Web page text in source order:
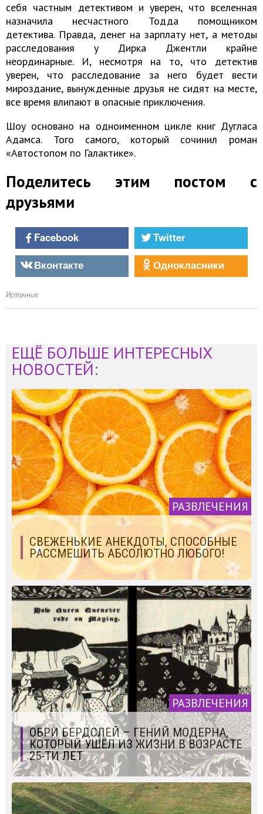
себя частным детективом и уверен, что вселенная
назначила несчастного Тодда помощником
детектива. Правда, денег на зарплату нет, а методы
расследования у Дирка Джентли крайне
неординарные. И, несмотря на то, что детектив
уверен, что расследование за него будет вести
мироздание, вынужденные друзья не сидят на месте,
все время влипают в опасные приключения.
Шоу основано на одноименном цикле книг Дугласа
Адамса. Того самого, который сочинил роман
«Автостопом по Галактике».
Поделитесь этим постом с
друзьями
Facebook
Twitter
Вконтакте
Однокласники
Источник
ЕЩЁ БОЛЬШЕ ИНТЕРЕСНЫХ
НОВОСТЕЙ:
РАЗВЛЕЧЕНИЯ
СВЕЖЕНЬКИЕ АНЕКДОТЫ, СПОСОБНЫЕ
РАССМЕШИТЬ АБСОЛЮТНО ЛЮБОГО!
РАЗВЛЕЧЕНИЯ
ОБРИ БЕРДСЛЕЙ – ГЕНИЙ МОДЕРНА,
КОТОРЫЙ УШЁЛ ИЗ ЖИЗНИ В ВОЗРАСТЕ
25-ТИ ЛЕТ